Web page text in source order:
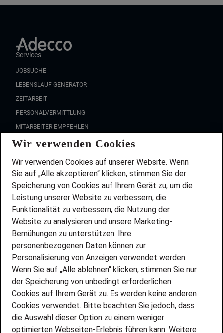
Services
JOBSUCHE
LEBENSLAUF GENERATOR
ZEITARBEIT
PERSONALVERMITTLUNG
MITARBEITER EMPFEHLEN
FAQ
Wir stellen ein!
DEINE BERUFSGRUPPE
DEINE LEBENSSITUATION
PARTNERSHIP WITH AIRBUS
INITIATIV BEWERBEN
ÜBER UNS
STANDORTE
BLOG
PRESSE
KONTAKT
Wir verwenden Cookies
Wir verwenden Cookies auf unserer Website. Wenn
Sie auf „Alle akzeptieren“ klicken, stimmen Sie der
Speicherung von Cookies auf Ihrem Gerät zu, um die
Leistung unserer Website zu verbessern, die
Funktionalität zu verbessern, die Nutzung der
Website zu analysieren und unsere Marketing-
Bemühungen zu unterstützen. Ihre
personenbezogenen Daten können zur
Personalisierung von Anzeigen verwendet werden.
Wenn Sie auf „Alle ablehnen“ klicken, stimmen Sie nur
der Speicherung von unbedingt erforderlichen
Cookies auf Ihrem Gerät zu. Es werden keine anderen
Cookies verwendet. Bitte beachten Sie jedoch, dass
die Auswahl dieser Option zu einem weniger
optimierten Webseiten-Erlebnis führen kann. Weitere